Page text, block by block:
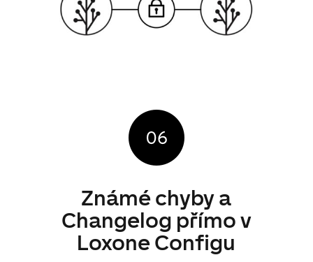
Známé chyby a
Changelog přímo v
Loxone Configu